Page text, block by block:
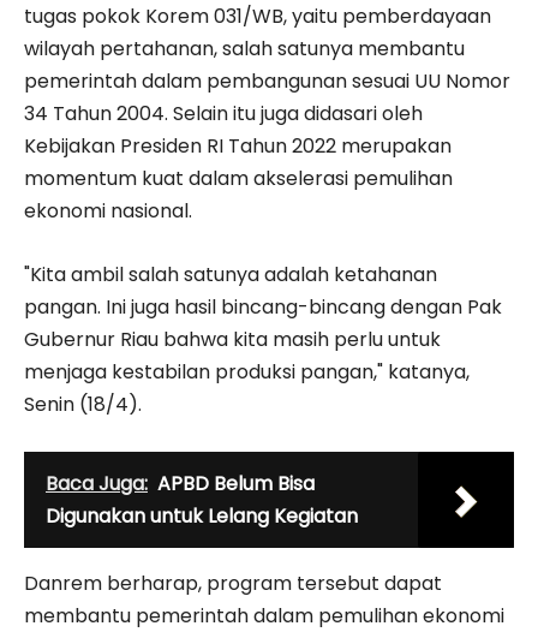
tugas pokok Korem 031/WB, yaitu pemberdayaan
wilayah pertahanan, salah satunya membantu
pemerintah dalam pembangunan sesuai UU Nomor
34 Tahun 2004. Selain itu juga didasari oleh
Kebijakan Presiden RI Tahun 2022 merupakan
momentum kuat dalam akselerasi pemulihan
ekonomi nasional.
"Kita ambil salah satunya adalah ketahanan
pangan. Ini juga hasil bincang-bincang dengan Pak
Gubernur Riau bahwa kita masih perlu untuk
menjaga kestabilan produksi pangan," katanya,
Senin (18/4).
Baca Juga: APBD Belum Bisa
Digunakan untuk Lelang Kegiatan
Danrem berharap, program tersebut dapat
membantu pemerintah dalam pemulihan ekonomi